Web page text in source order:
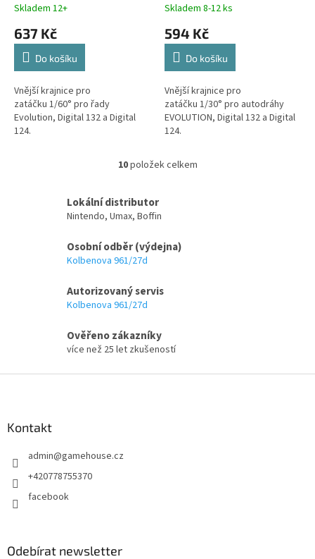
Skladem 12+
637 Kč
Do košíku
Vnější krajnice pro
zatáčku 1/60° pro řady
Evolution, Digital 132 a Digital
124.
Skladem 8-12 ks
594 Kč
Do košíku
Vnější krajnice pro
zatáčku 1/30° pro autodráhy
EVOLUTION, Digital 132 a Digital
124.
O
l
á
d
c
r
y
v
ý
p
10položek celkem
Lokální distributor
Nintendo, Umax, Boffin
Osobní odběr (výdejna)
Kolbenova 961/27d
Autorizovaný servis
Kolbenova 961/27d
Ověřeno zákazníky
více než 25 let zkušeností
Kontakt
admin@gamehouse.cz
+420778755370
facebook
Odebírat newsletter